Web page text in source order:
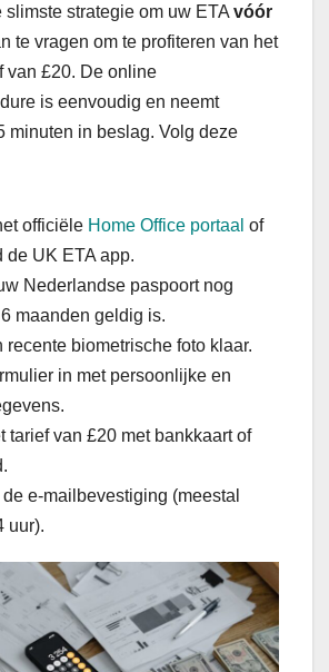
slimste strategie om uw ETA vóór
te vragen om te profiteren van het
van £20. De online
is eenvoudig en neemt
minuten in beslag. Volg deze
officiële Home Office portaal of
de UK ETA app.
Nederlandse paspoort nog
maanden geldig is.
recente biometrische foto klaar.
in met persoonlijke en
tarief van £20 met bankkaart of
e-mailbevestiging (meestal
uur).